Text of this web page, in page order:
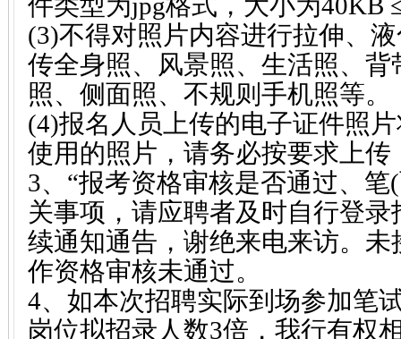
(3)不得对照片内容进行拉伸、
传全身照、风景照、生活照、
照、侧面照、不规则手机照等。
(4)报名人员上传的电子证件照
使用的照片，请务必按要求上传
3、“报考资格审核是否通过、
关事项，请应聘者及时自行登
续通知通告，谢绝来电来访。
作资格审核未通过。
4、如本次招聘实际到场参加笔
岗位拟招录人数3倍，我行有权